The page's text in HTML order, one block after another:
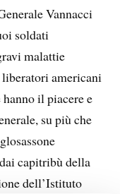
Vannacci
soldati
malattie
americani
il piacere e
su più che
capitribù della
dell’Istituto